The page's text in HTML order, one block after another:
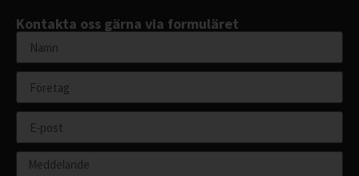
Kontakta oss gärna via formuläret